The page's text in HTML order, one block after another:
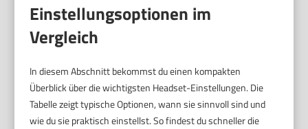
Einstellungsoptionen im
Vergleich
In diesem Abschnitt bekommst du einen kompakten
Überblick über die wichtigsten Headset-Einstellungen. Die
Tabelle zeigt typische Optionen, wann sie sinnvoll sind und
wie du sie praktisch einstellst. So findest du schneller die